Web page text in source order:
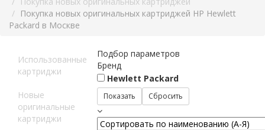
Покупка новых оригинальных картриджей HP Hewlett
Packard в Москве
Использованные
картриджи
Новые
оригинальные
картриджи
Подбор параметров
Бренд
Hewlett Packard